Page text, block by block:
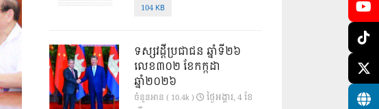
104 KB
ទស្សវដ្តីប្រជាជន ឆ្នាំទី២៦
លេខ៣០២ ខែកក្កដា
ឆ្នាំ២០២៦
ចំនួនអាន ( 10.4k )
ថ្ងៃ​អង្គារ, 4 ខែ​